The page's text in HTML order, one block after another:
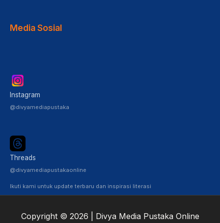
Media Sosial
Instagram
@divyamediapustaka
Threads
@divyamediapustakaonline
Ikuti kami untuk update terbaru dan inspirasi literasi
Copyright © 2026 | Divya Media Pustaka Online